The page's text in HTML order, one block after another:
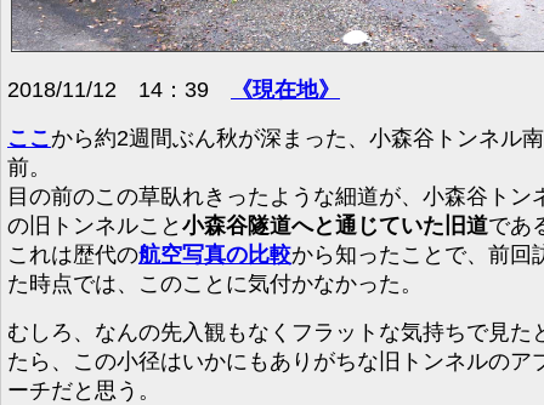
2018/11/12 14：39
《現在地》
ここから約2週間ぶん秋が深まった、小森谷トンネル
前。
目の前のこの草臥れきったような細道が、小森谷トン
の旧トンネルこと 小森谷隧道へと通じていた旧道であ
これは歴代の航空写真の比較から知ったことで、前回
た時点では、このことに気付かなかった。
むしろ、なんの先入観もなくフラットな気持ちで見た
たら、この小径はいかにもありがちな旧トンネルのア
ーチだと思う。